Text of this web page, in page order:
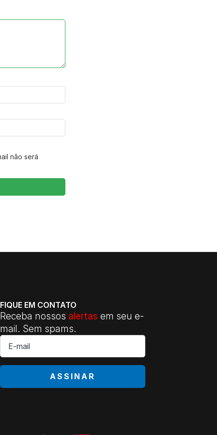
não será
FIQUE EM CONTATO
Receba nossos alertas em seu e-
mail. Sem spams.
E-
mail
ASSINAR